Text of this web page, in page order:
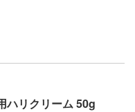
ハリクリーム 50g